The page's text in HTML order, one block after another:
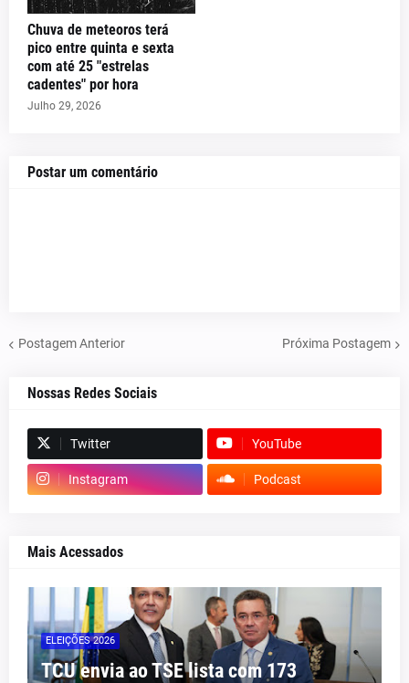
Chuva de meteoros terá
pico entre quinta e sexta
com até 25 "estrelas
cadentes" por hora
Julho 29, 2026
Postar um comentário
Postagem Anterior Próxima Postagem
Nossas Redes Sociais
Twitter YouTube
Instagram Podcast
Mais Acessados
ELEIÇÕES 2026
TCU envia ao TSE lista com 173